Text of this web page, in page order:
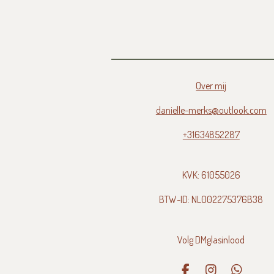
Over mij
danielle-merks@outlook.com
+31634852287
KVK: 61055026
BTW-ID: NL002275376B38
Volg DMglasinlood